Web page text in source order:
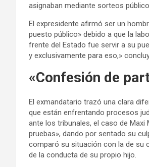
asignaban mediante sorteos
El expresidente afirmó ser un
puesto público» debido a que la
frente del Estado fue servir a su
y exclusivamente para eso,»
«Confesión de
El exmandatario trazó una clara
que están enfrentando procesos
ante los tribunales, el caso de
pruebas», dando por sentado su
comparó su situación con la de su
de la conducta de su propio hijo.